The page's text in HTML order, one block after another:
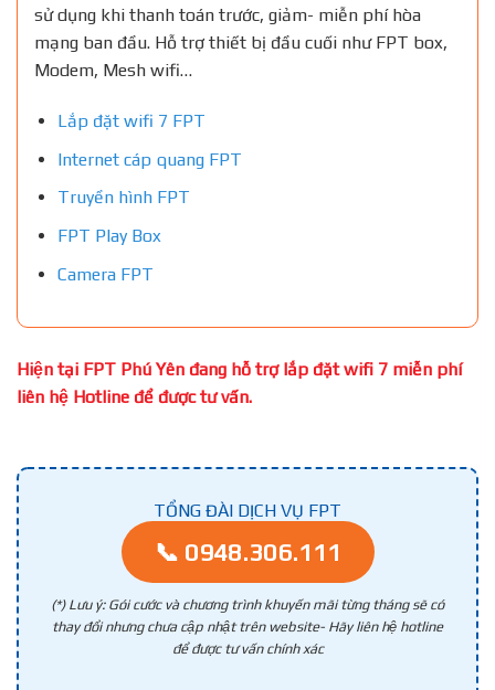
sử dụng khi thanh toán trước, giảm- miễn phí hòa
mạng ban đầu. Hỗ trợ thiết bị đầu cuối như FPT box,
Modem, Mesh wifi…
Lắp đặt wifi 7 FPT
Internet cáp quang FPT
Truyền hình FPT
FPT Play Box
Camera FPT
Hiện tại FPT Phú Yên đang hỗ trợ lắp đặt wifi 7 miễn phí
liên hệ Hotline để được tư vấn.
TỔNG ĐÀI DỊCH VỤ FPT
📞 0948.306.111
(*) Lưu ý: Gói cước và chương trình khuyến mãi từng tháng sẽ có
thay đổi nhưng chưa cập nhật trên website- Hãy liên hệ hotline
để được tư vấn chính xác